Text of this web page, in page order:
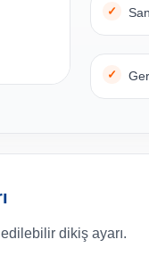
dikiş ayarı.